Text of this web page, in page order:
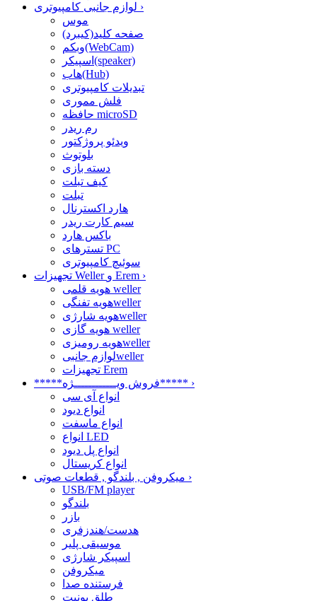
›
موس
صفحه کلید(کیبرد)
وبکم(WebCam)
اسپیکر(speaker)
هاب(Hub)
تبدیلات کامپیوتری
فلش مموری
حافظه microSD
رم ریدر
ویدئو پروژکتور
بلوتوث
دسته بازی
کیف تبلت
تبلت
هارد اکسترنال
سیم کارت ریدر
باکس هارد
تسترهای PC
سوئیچ کامپیوتری
تجهیزات Weller و Erem ›
هویه قلمی weller
هویه تفنگیweller
هویه شارژیweller
هویه گازی weller
هویه رومیزیweller
لوازم جانبیweller
تجهیزات Erem
*****فروش ویــــــــــــژه***** ›
انواع آی سی
انواع دیود
انواع ماسفت
انواع LED
انواع پل دیود
انواع کریستال
›
USB/FM player
بلندگو
بازر
هدست/هندزفری
موسیقی پلیر
اسپیکر شارژی
میکروفن
فرستنده صدا
طلق یونیت